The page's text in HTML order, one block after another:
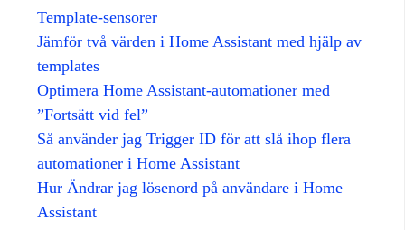
Template‑sensorer
Jämför två värden i Home Assistant med hjälp av
templates
Optimera Home Assistant‑automationer med
”Fortsätt vid fel”
Så använder jag Trigger ID för att slå ihop flera
automationer i Home Assistant
Hur Ändrar jag lösenord på användare i Home
Assistant